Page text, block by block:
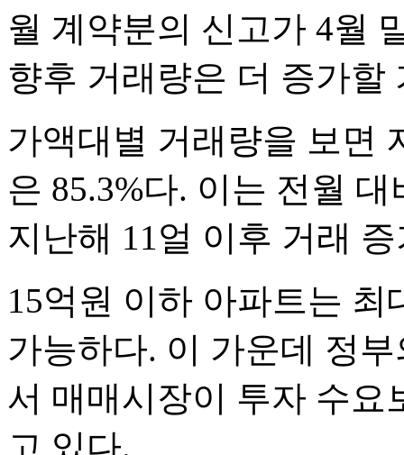
월 계약분의 신고가 4월
향후 거래량은 더 증가할
가액대별 거래량을 보면
은 85.3%다. 이는 전월
지난해 11얼 이후 거래
15억원 이하 아파트는
가능하다. 이 가운데 정
서 매매시장이 투자 수요
고 있다.